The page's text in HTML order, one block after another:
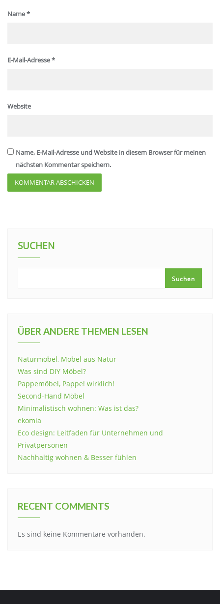
Name*
E-Mail-Adresse*
Website
Name, E-Mail-Adresse und Website in diesem Browser für meinen
nächsten Kommentar speichern.
SUCHEN
Suchen
ÜBER ANDERE THEMEN LESEN
Naturmöbel, Möbel aus Natur
Was sind DIY Möbel?
Pappemöbel, Pappe! wirklich!
Second-Hand Möbel
Minimalistisch wohnen: Was ist das?
ekomia
Eco design: Leitfaden für Unternehmen und
Privatpersonen
Nachhaltig wohnen & Besser fühlen
RECENT COMMENTS
Es sind keine Kommentare vorhanden.